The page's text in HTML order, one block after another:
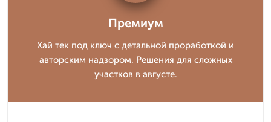
Премиум
Хай тек под ключ с детальной проработкой и
авторским надзором. Решения для сложных
участков в августе.